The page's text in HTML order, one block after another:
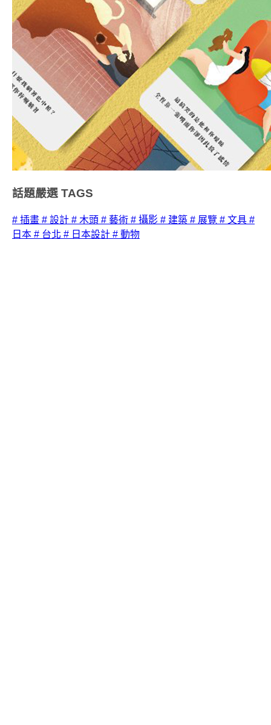
話題嚴選 TAGS
# 插畫 # 設計 # 木頭 # 藝術 # 攝影 # 建築 # 展覽 # 文具 #
日本 # 台北 # 日本設計 # 動物